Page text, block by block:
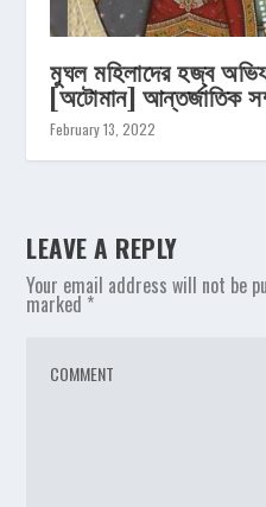
মুঘল মহিলাদের হজ্ব
[অটোমান] আন্তর্জাতিক
February 13, 2022
LEAVE A REPLY
Your email address will not be
marked *